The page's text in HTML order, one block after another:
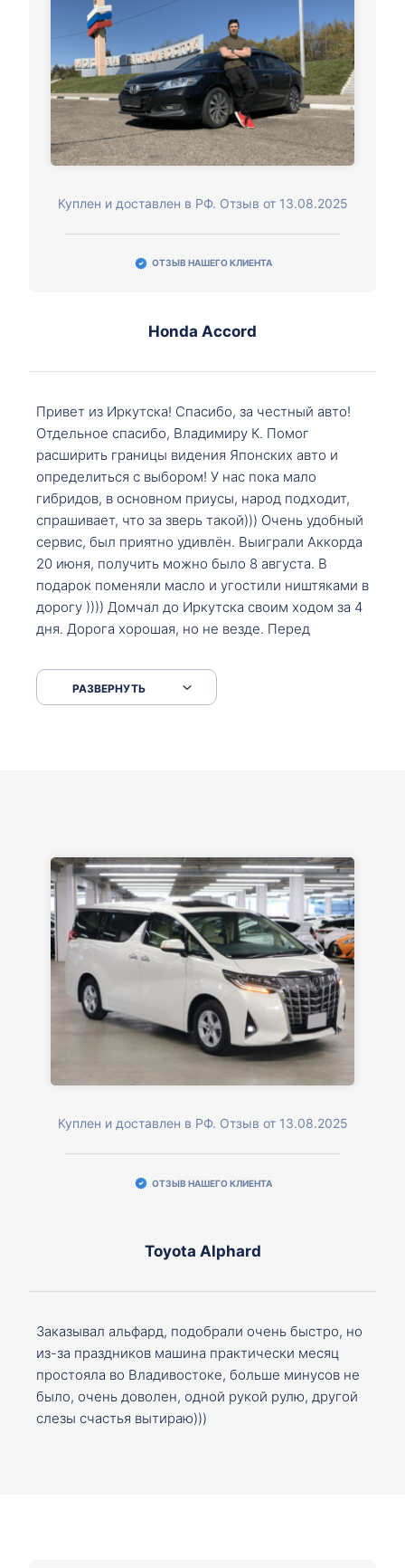
Куплен и доставлен в РФ. Отзыв от 13.08.2025
ОТЗЫВ НАШЕГО КЛИЕНТА
Honda Accord
Привет из Иркутска! Спасибо, за честный авто!
Отдельное спасибо, Владимиру К. Помог
расширить границы видения Японских авто и
определиться с выбором! У нас пока мало
гибридов, в основном приусы, народ подходит,
спрашивает, что за зверь такой))) Очень удобный
сервис, был приятно удивлён. Выиграли Аккорда
20 июня, получить можно было 8 августа. В
подарок поменяли масло и угостили ништяками в
дорогу )))) Домчал до Иркутска своим ходом за 4
дня. Дорога хорошая, но не везде. Перед
серпантинах по пути следования.
РАЗВЕРНУТЬ
Куплен и доставлен в РФ. Отзыв от 13.08.2025
ОТЗЫВ НАШЕГО КЛИЕНТА
Toyota Alphard
Заказывал альфард, подобрали очень быстро, но
из-за праздников машина практически месяц
простояла во Владивостоке, больше минусов не
было, очень доволен, одной рукой рулю, другой
слезы счастья вытираю)))